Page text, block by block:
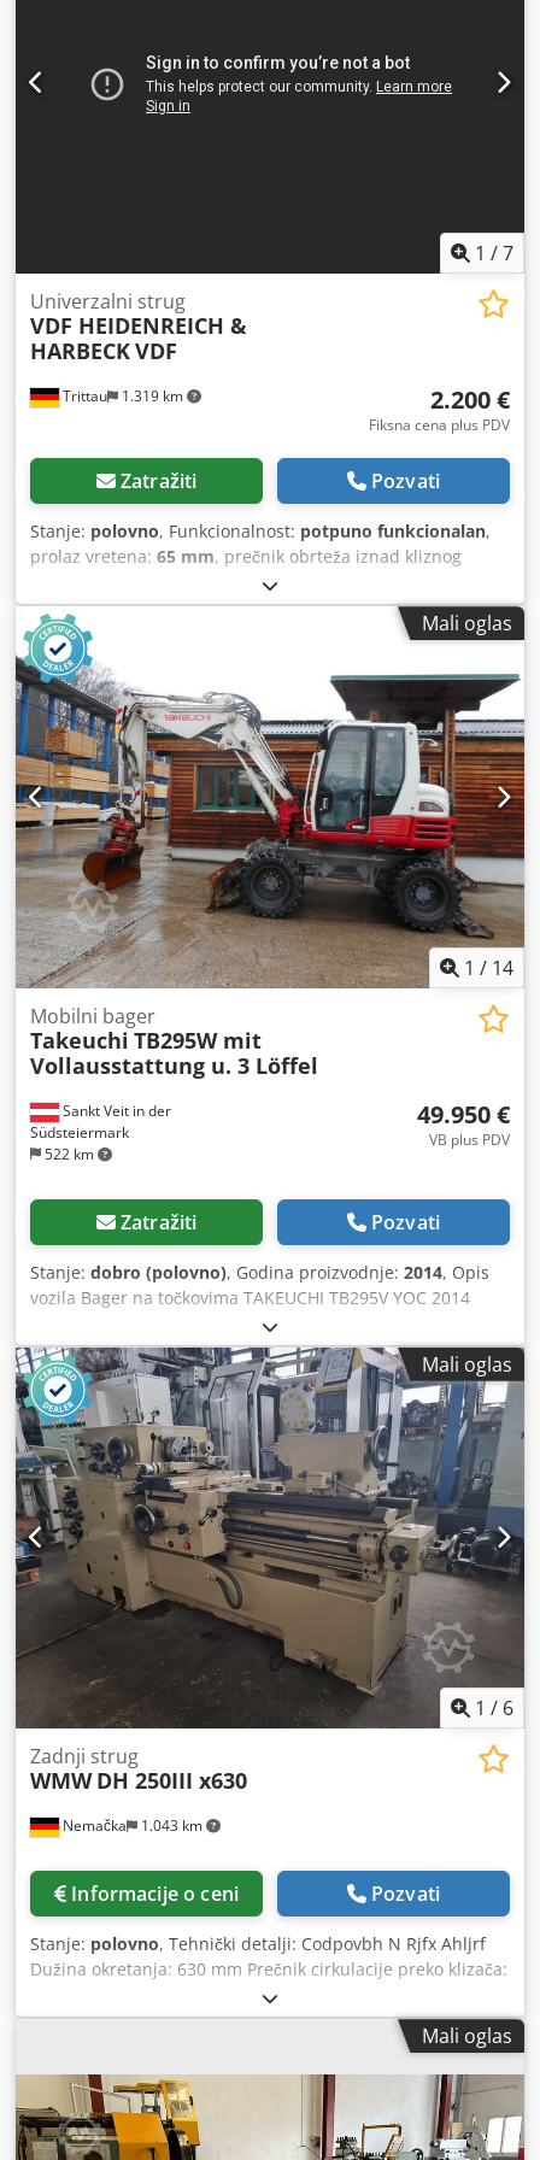
čahura / kupola glava min. / maks.: 72 / 188mm 2 komada
rotirajuće podrške, radni hod 45mm 2 kom rastanak
podrška, putovanje cca. 40mm Sistem rashladne vode
1 /7
Trittau 1.319 km
Univerzalni strug
VDF HEIDENREICH &
HARBECKVDF
2.200 €
Fiksna cena plus PDV
Zatražiti Pozvati
Stanje: polovno, Funkcionalnost: potpuno funkcionalan,
prolaz vretena: 65 mm, prečnik obrteža iznad kliznog
, Vodilni i vučni strug Proizvođač:
Heidenreich & Harbeck Tip VDF Tehnički podaci Marka:
Heidenreich & Harbeck Tip: VDF Godina proizvodnje:
nepoznata Upravljanje: konvencionalno Rastojanje između
šiljaka: 1500 mm Prečnik obrade iznad kreveta: 520 mm
Prolaz vretena: 65 mm Codpjy A H Aksfx Ahljrf Dimenzije: D
3,60 x Š 1,20 x V 1,50 m Težina mašine: cca 4 t Oprema -
Digitalni prikaz na 2 ose - Lenjir 1.500 mm nije priložen Sve
informacije bez garancije. Demonstracija pod naponom je
moguća u svakom trenutku u našoj izložbenoj hali.
Mali oglas
1 / 14
Sankt Veit in der
Südsteiermark
522 km
Mobilni bager
Takeuchi TB295W mit
Vollausstattung u. 3 Löffel
49.950 €
VB plus PDV
Zatražiti Pozvati
Stanje: dobro (polovno), Godina proizvodnje: 2014, Opis
vozila Bager na točkovima TAKEUCHI TB295V YOC 2014
prema brojaču 9.709 sati 10,700 KG 77 KV - POWERTILT -
hidr. Brzo spojnica - Sve linije - Nasipa kašika - 2
rovokopača kašike -Љtit -Љape Crodsv D Dqvopfx Ahlsf -
Centralno podmazivanje -Klima -Kameru i i i... Lepo i dobro
originalno stanje sa originalnom bojom! Prodajna cena:
49.950,-- neto Jeftina dostava je takođe moguća!
Mali oglas
1 / 6
Nemačka 1.043 km
Zadnji strug
WMW DH 250III x630
Informacije o ceni Pozvati
Stanje: polovno, Tehnički detalji: Codpovbh N Rjfx Ahljrf
Dužina okretanja: 630 mm Prečnik cirkulacije preko klizača:
Zadnji okretni klizač: 250 mm Visina vrha iznad kreveta:
270 mm Širina centra: 900 mm Vreteno otvor: 26 mm
Opseg brzine - beskonačno promenljiv: 1,8 - 450 o / min
Brzina povratka: 23 / 32 / 46 / 370 / 510 / 740 o / min
Poprečni feed: 0.07 - 1.11 / 36 korak mm / obrtaja Uzdužni
hrani: 0.063 - 0.63 / 12 korak mm / obrtaja Konjić pero
držač MK: 5 Putovanje perom: 250 mm Ukupna potrebna
Mali oglas